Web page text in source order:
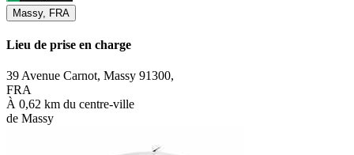
Massy, FRA
Lieu de prise en charge
39 Avenue Carnot, Massy 91300,
FRA
À 0,62 km du centre-ville
de Massy